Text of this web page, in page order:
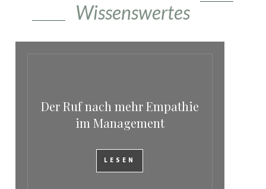
Wissenswertes
Der Ruf nach mehr Empathie
im Management
LESEN